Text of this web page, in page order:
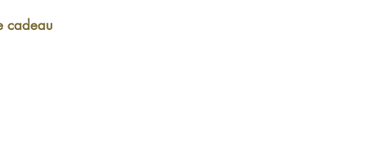
cadeau